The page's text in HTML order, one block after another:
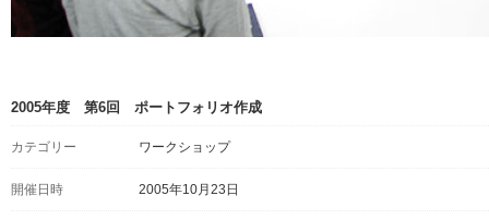
2005年度 第6回 ポートフォリオ作成
カテゴリー ワークショップ
開催日時 2005年10月23日